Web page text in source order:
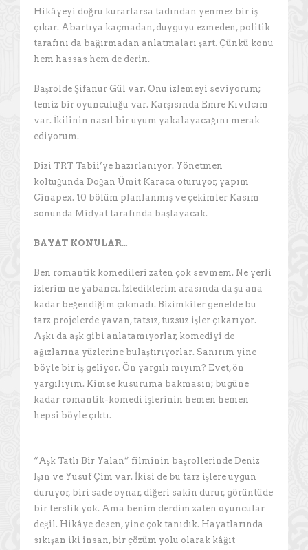
Hikâyeyi doğru kurarlarsa tadından yenmez bir iş
çıkar. Abartıya kaçmadan, duyguyu ezmeden, politik
tarafını da bağırmadan anlatmaları şart. Çünkü konu
hem hassas hem de derin.
Başrolde Şifanur Gül var. Onu izlemeyi seviyorum;
temiz bir oyunculuğu var. Karşısında Emre Kıvılcım
var. İkilinin nasıl bir uyum yakalayacağını merak
ediyorum.
Dizi TRT Tabii’ye hazırlanıyor. Yönetmen
koltuğunda Doğan Ümit Karaca oturuyor, yapım
Cinapex. 10 bölüm planlanmış ve çekimler Kasım
sonunda Midyat tarafında başlayacak.
BAYAT KONULAR…
Ben romantik komedileri zaten çok sevmem. Ne yerli
izlerim ne yabancı. İzlediklerim arasında da şu ana
kadar beğendiğim çıkmadı. Bizimkiler genelde bu
tarz projelerde yavan, tatsız, tuzsuz işler çıkarıyor.
Aşkı da aşk gibi anlatamıyorlar, komediyi de
ağızlarına yüzlerine bulaştırıyorlar. Sanırım yine
böyle bir iş geliyor. Ön yargılı mıyım? Evet, ön
yargılıyım. Kimse kusuruma bakmasın; bugüne
kadar romantik-komedi işlerinin hemen hemen
hepsi böyle çıktı.
“Aşk Tatlı Bir Yalan” filminin başrollerinde Deniz
Işın ve Yusuf Çim var. İkisi de bu tarz işlere uygun
duruyor, biri sade oynar, diğeri sakin durur, görüntüde
bir terslik yok. Ama benim derdim zaten oyuncular
değil. Hikâye desen, yine çok tanıdık. Hayatlarında
sıkışan iki insan, bir çözüm yolu olarak kâğıt